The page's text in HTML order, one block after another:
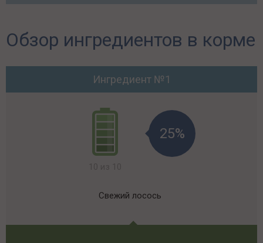
Обзор ингредиентов в корме
Ингредиент №1
25%
Свежий лосось